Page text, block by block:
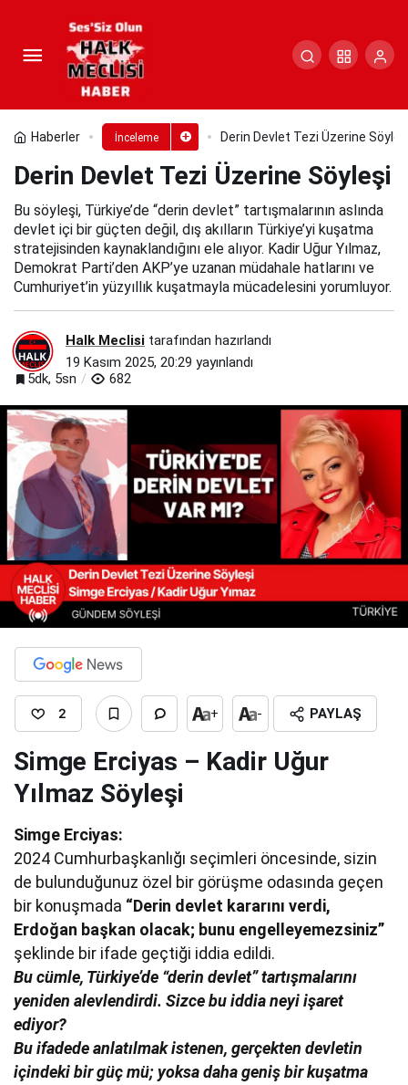
Haberler İnceleme Derin Devlet Tezi Üzerine
Derin Devlet Tezi Üzerine Söyleşi
Bu söyleşi, Türkiye’de “derin devlet” tartışmalarının aslında
devlet içi bir güçten değil, dış akılların Türkiye’yi kuşatma
stratejisinden kaynaklandığını ele alıyor. Kadir Uğur Yılmaz,
Demokrat Parti’den AKP’ye uzanan müdahale hatlarını ve
Cumhuriyet’in yüzyıllık kuşatmayla mücadelesini yorumluyor.
Halk Meclisi tarafından hazırlandı
19 Kasım 2025, 20:29 yayınlandı
5dk, 5sn
682
2 + - PAYLAŞ
Simge Erciyas – Kadir Uğur
Yılmaz Söyleşi
Simge Erciyas:
2024 Cumhurbaşkanlığı seçimleri öncesinde, sizin
de bulunduğunuz özel bir görüşme odasında geçen
bir konuşmada “Derin devlet kararını verdi,
Erdoğan başkan olacak; bunu engelleyemezsiniz”
şeklinde bir ifade geçtiği iddia edildi.
Bu cümle, Türkiye’de “derin devlet” tartışmalarını
yeniden alevlendirdi. Sizce bu iddia neyi işaret
ediyor?
Bu ifadede anlatılmak istenen, gerçekten devletin
içindeki bir güç mü; yoksa daha geniş bir kuşatma
Derin Devlet Tezi Üzerine Söyleşi
Yorum Yap